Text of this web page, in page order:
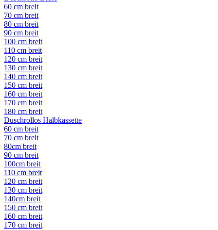
60 cm breit
70 cm breit
80 cm breit
90 cm breit
100 cm breit
110 cm breit
120 cm breit
130 cm breit
140 cm breit
150 cm breit
160 cm breit
170 cm breit
180 cm breit
Duschrollos Halbkassette
60 cm breit
70 cm breit
80cm breit
90 cm breit
100cm breit
110 cm breit
120 cm breit
130 cm breit
140cm breit
150 cm breit
160 cm breit
170 cm breit